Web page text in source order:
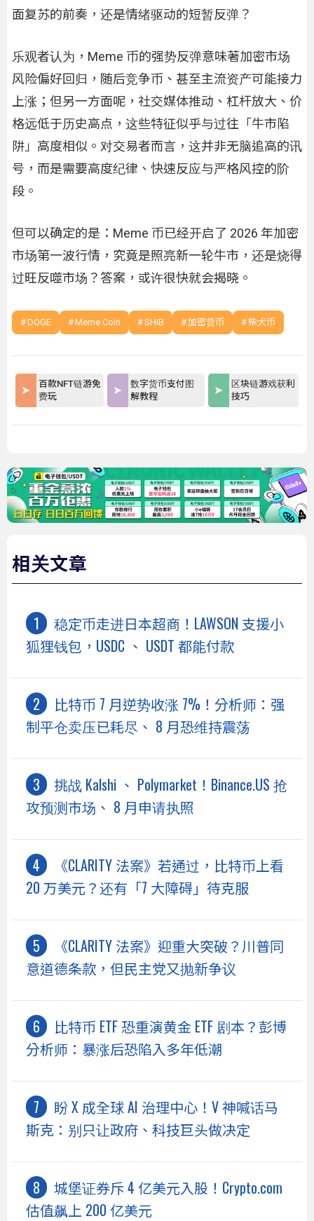
面复苏的前奏，还是情绪驱动的短暂反弹？
乐观者认为，Meme 币的强势反弹意味著加密市场
风险偏好回归，随后竞争币、甚至主流资产可能接力
上涨；但另一方面呢，社交媒体推动、杠杆放大、价
格远低于历史高点，这些特征似乎与过往「牛市陷
阱」高度相似。对交易者而言，这并非无脑追高的讯
号，而是需要高度纪律、快速反应与严格风控的阶
段。
但可以确定的是：Meme 币已经开启了 2026 年加密
市场第一波行情，究竟是照亮新一轮牛市，还是烧得
过旺反噬市场？答案，或许很快就会揭晓。
DOGE Meme Coin SHIB 加密货币 柴犬币
百款NFT链游免
费玩
数字货币支付图
解教程
区块链游戏获利
技巧
相关文章
稳定币走进日本超商！LAWSON 支援小
狐狸钱包，USDC 、 USDT 都能付款
比特币 7 月逆势收涨 7%！分析师：强
制平仓卖压已耗尽、 8 月恐维持震荡
挑战 Kalshi 、 Polymarket！Binance.US 抢
攻预测市场、 8 月申请执照
《CLARITY 法案》若通过，比特币上看
20 万美元？还有「7 大障碍」待克服
《CLARITY 法案》迎重大突破？川普同
意道德条款，但民主党又抛新争议
比特币 ETF 恐重演黄金 ETF 剧本？彭博
分析师：暴涨后恐陷入多年低潮
盼 X 成全球 AI 治理中心！V 神喊话马
斯克：别只让政府、科技巨头做决定
城堡证券斥 4 亿美元入股！Crypto.com
估值飙上 200 亿美元